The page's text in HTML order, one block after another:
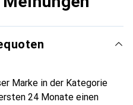
Marke in der Kategorie
24 Monate einen